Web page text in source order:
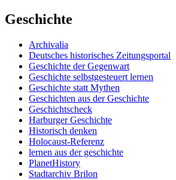
Geschichte
Archivalia
Deutsches historisches Zeitungsportal
Geschichte der Gegenwart
Geschichte selbstgesteuert lernen
Geschichte statt Mythen
Geschichten aus der Geschichte
Geschichtscheck
Harburger Geschichte
Historisch denken
Holocaust-Referenz
lernen aus der geschichte
PlanetHistory
Stadtarchiv Brilon